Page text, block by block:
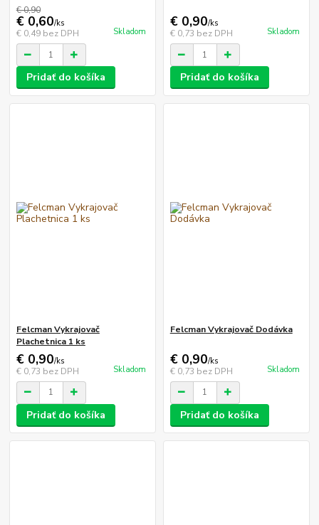
€ 0,90
€ 0,60/ks
€ 0,49 bez DPH Skladom
Pridať do košíka
€ 0,90/ks
€ 0,73 bez DPH Skladom
Pridať do košíka
Felcman Vykrajovač
Plachetnica 1 ks
€ 0,90/ks
€ 0,73 bez DPH Skladom
Pridať do košíka
Felcman Vykrajovač Dodávka
€ 0,90/ks
€ 0,73 bez DPH Skladom
Pridať do košíka